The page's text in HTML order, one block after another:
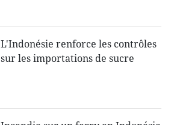
L'Indonésie renforce les contrôles
sur les importations de sucre